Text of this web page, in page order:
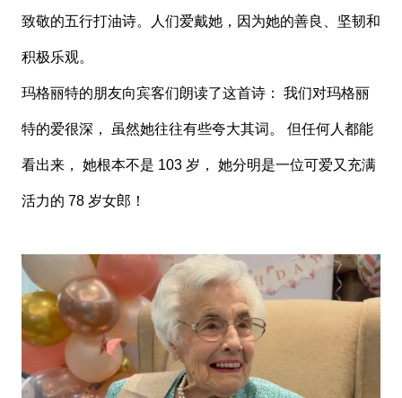
致敬的五行打油诗。人们爱戴她，因为她的善良、坚韧和
积极乐观。
玛格丽特的朋友向宾客们朗读了这首诗： 我们对玛格丽
特的爱很深， 虽然她往往有些夸大其词。 但任何人都能
看出来， 她根本不是 103 岁， 她分明是一位可爱又充满
活力的 78 岁女郎！